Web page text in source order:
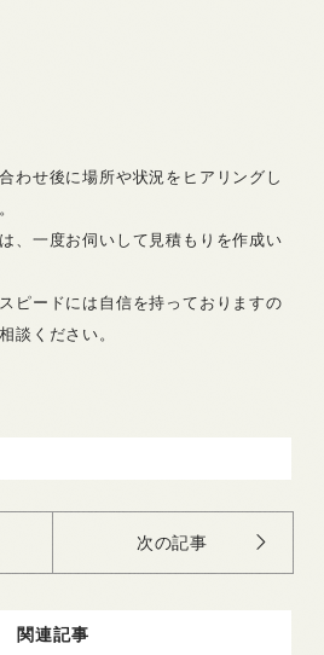
わせ後に場所や状況をヒアリングし
、一度お伺いして見積もりを作成い
ピードには自信を持っておりますの
談ください。
次の記事
関連記事